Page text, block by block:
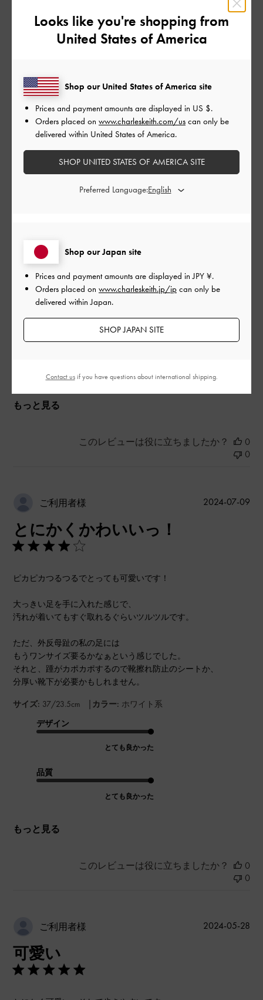
とても良かった
このレビューは役に立ちましたか？
ご利用者様
雨の日用に購入
と思い、こちらを購入。憂鬱な雨の日。予想通り、足元濡れ
ず、滑らず、気分も上々で通勤できています。
サイズ: 37/23.5cm |カラー: ブラック系
デザイン
とても良かった
もっと見る
2024-07-22
このレビューは役に立ちましたか？
0
0
ご利用者様
とにかくかわいいっ！
ピカピカつるつるでとっても可愛いです！
大っきい足を手に入れた感じで、
汚れが着いてもすぐ取れるぐらいツルツルです。
ただ、外反母趾の私の足には
もうワンサイズ要るかなぁという感じでした。
それと、踵がカポカポするので靴擦れ防止のシートか、
分厚い靴下が必要かもしれません。
サイズ: 37/23.5cm | カラー: ホワイト系
デザイン
とても良かった
品質
とても良かった
もっと見る
公
2024-07-09
このレビューは役に立ちましたか？
0
0
ご利用者様
可愛い
公
2024-05-28
Looks like you're shopping from
United States of America
Shop our Japan site
Prices and payment amounts are displayed inJPY ¥.
Orders placed on www.charleskeith.jp/jp can only be
delivered within Japan.
SHOP JAPAN SITE
Shop our United States of America site
Prices and payment amounts are displayed in US $.
Orders placed on www.charleskeith.com/us can only be
delivered within United States of America.
SHOP UNITED STATES OF AMERICA SITE
Preferred Language:
Contact usif you have questions about international shipping.